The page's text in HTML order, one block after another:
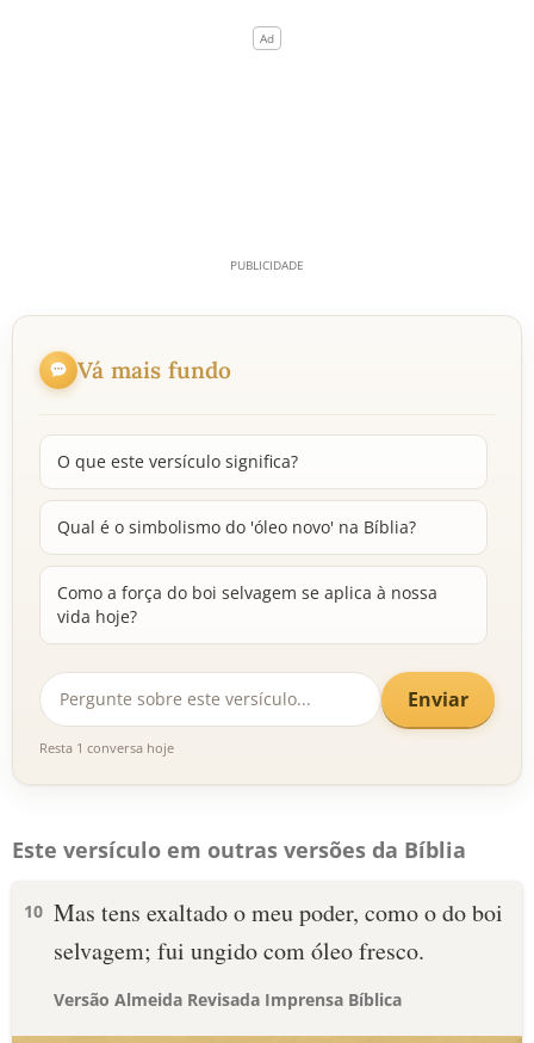
Vá mais fundo
O que este versículo significa?
Qual é o simbolismo do 'óleo novo' na Bíblia?
Como a força do boi selvagem se aplica à nossa
vida hoje?
Enviar
Resta 1 conversa hoje
Este versículo em outras versões da Bíblia
10 Mas tens exaltado o meu poder, como o do boi
selvagem; fui ungido com óleo fresco.
Versão Almeida Revisada Imprensa Bíblica